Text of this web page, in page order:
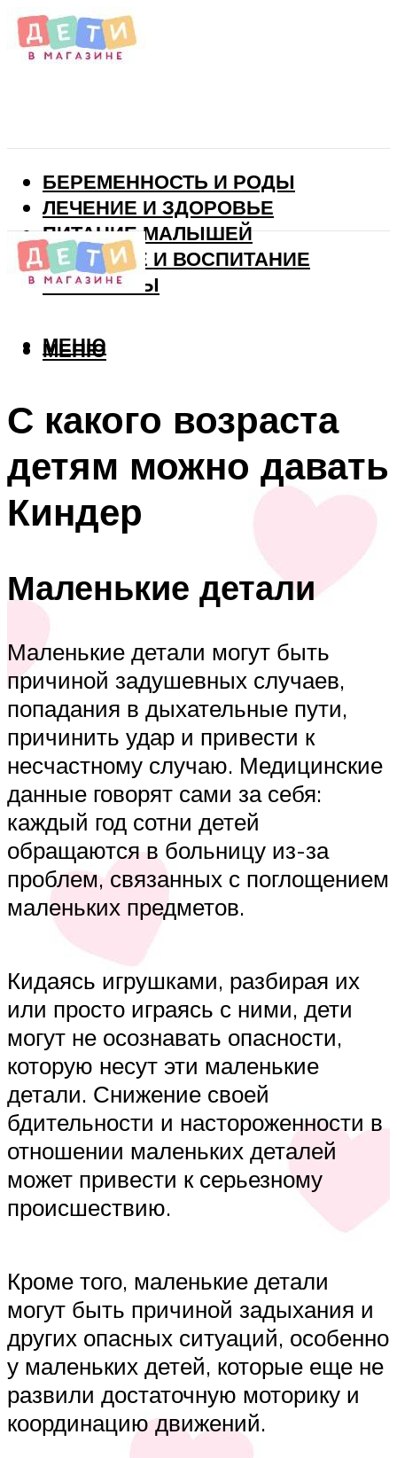
БЕРЕМЕННОСТЬ И РОДЫ
ЛЕЧЕНИЕ И ЗДОРОВЬЕ
ПИТАНИЕ МАЛЫШЕЙ
РАЗВИТИЕ И ВОСПИТАНИЕ
ВИТАМИНЫ
МЕНЮ
МЕНЮ
С какого возраста
детям можно давать
Киндер
Маленькие детали
Маленькие детали могут быть
причиной задушевных случаев,
попадания в дыхательные пути,
причинить удар и привести к
несчастному случаю. Медицинские
данные говорят сами за себя:
каждый год сотни детей
обращаются в больницу из-за
проблем, связанных с поглощением
маленьких предметов.
Кидаясь игрушками, разбирая их
или просто играясь с ними, дети
могут не осознавать опасности,
которую несут эти маленькие
детали. Снижение своей
бдительности и настороженности в
отношении маленьких деталей
может привести к серьезному
происшествию.
Кроме того, маленькие детали
могут быть причиной задыхания и
других опасных ситуаций, особенно
у маленьких детей, которые еще не
развили достаточную моторику и
координацию движений.